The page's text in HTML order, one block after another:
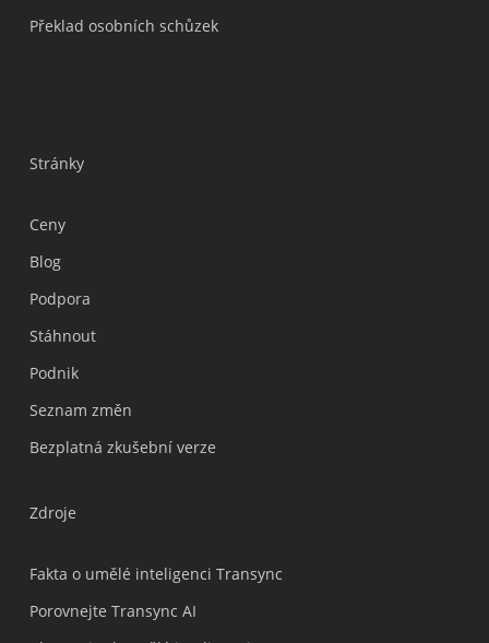
Překlad osobních schůzek
Stránky
Ceny
Blog
Podpora
Stáhnout
Podnik
Seznam změn
Bezplatná zkušební verze
Zdroje
Fakta o umělé inteligenci Transync
Porovnejte Transync AI